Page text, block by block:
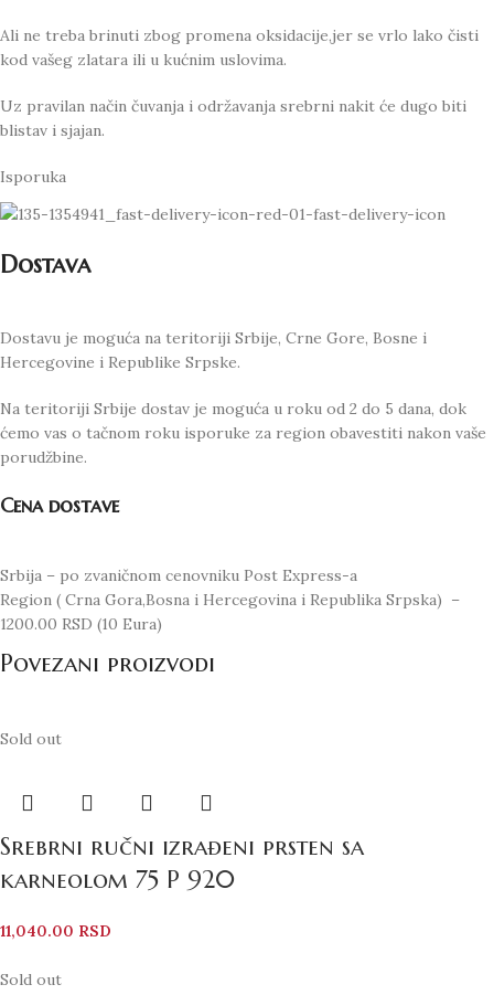
Ali ne treba brinuti zbog promena oksidacije,jer se vrlo lako čisti
kod vašeg zlatara ili u kućnim uslovima.
Uz pravilan način čuvanja i održavanja srebrni nakit će dugo biti
blistav i sjajan.
Isporuka
Dostava
Dostavu je moguća na teritoriji Srbije, Crne Gore, Bosne i
Hercegovine i Republike Srpske.
Na teritoriji Srbije dostav je moguća u roku od 2 do 5 dana, dok
ćemo vas o tačnom roku isporuke za region obavestiti nakon vaše
porudžbine.
Cena dostave
Srbija – po zvaničnom cenovniku Post Express-a
Region ( Crna Gora,Bosna i Hercegovina i Republika Srpska) –
1200.00 RSD (10 Eura)
Povezani proizvodi
Sold out
Srebrni ručni izrađeni prsten sa
karneolom 75 P 920
11,040.00 RSD
Sold out